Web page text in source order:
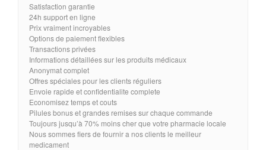
Satisfaction garantie
24h support en ligne
Prix vraiment incroyables
Options de paiement flexibles
Transactions privées
Informations détaillées sur les produits médicaux
Anonymat complet
Offres spéciales pour les clients réguliers
Envoie rapide et confidentialite complete
Economisez temps et couts
Pilules bonus et grandes remises sur chaque commande
Toujours jusqu’à 70% moins cher que votre pharmacie locale
Nous sommes fiers de fournir a nos clients le meilleur
medicament